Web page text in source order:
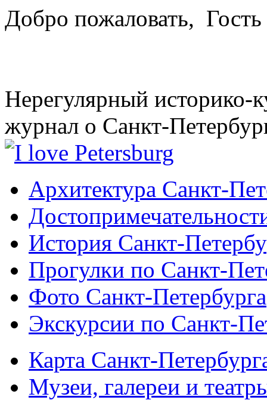
Добро пожаловать, Гость
Нерегулярный историко-
журнал о Санкт-
Архитектура Санкт-
История Санкт-
Прогулки по Санкт-
Фото Санкт-Петербурга
Экскурсии по Санкт-
Карта Санкт-
Музеи, галереи и